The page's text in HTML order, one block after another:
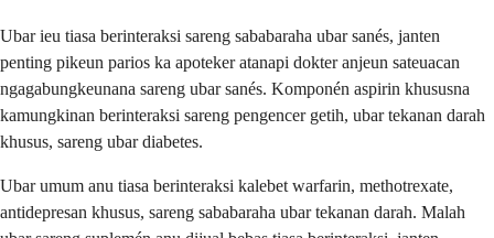
Ubar ieu tiasa berinteraksi sareng sababaraha ubar sanés, janten
penting pikeun parios ka apoteker atanapi dokter anjeun sateuacan
ngagabungkeunana sareng ubar sanés. Komponén aspirin khususna
kamungkinan berinteraksi sareng pengencer getih, ubar tekanan darah
khusus, sareng ubar diabetes.
Ubar umum anu tiasa berinteraksi kalebet warfarin, methotrexate,
antidepresan khusus, sareng sababaraha ubar tekanan darah. Malah